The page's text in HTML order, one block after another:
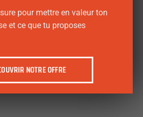
pour mettre en valeur ton
et ce que tu proposes
NOTRE OFFRE